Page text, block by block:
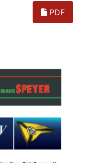
PDF